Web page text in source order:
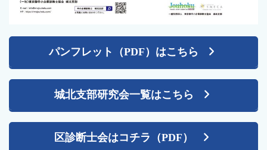
パンフレット（PDF）はこちら
城北支部研究会一覧はこちら
区診断士会はコチラ（PDF）